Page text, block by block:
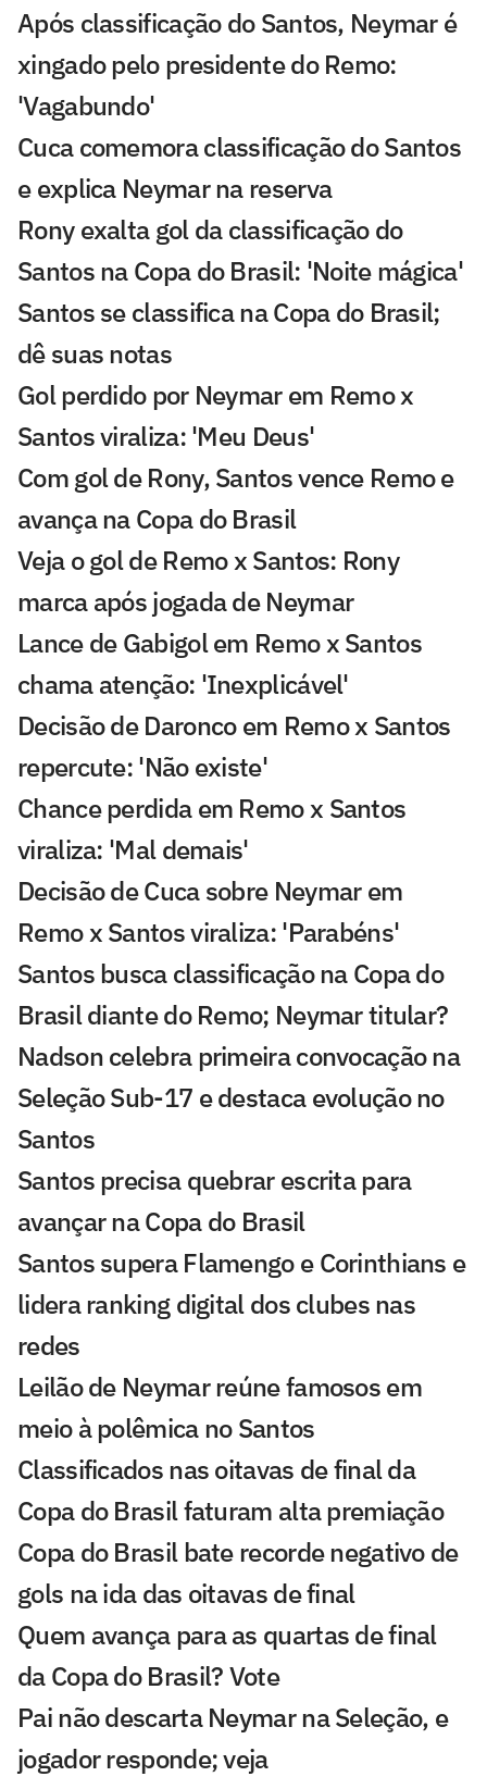
Após classificação do Santos, Neymar é
xingado pelo presidente do Remo:
'Vagabundo'
Cuca comemora classificação do Santos
e explica Neymar na reserva
Rony exalta gol da classificação do
Santos na Copa do Brasil: 'Noite mágica'
Santos se classifica na Copa do Brasil;
dê suas notas
Gol perdido por Neymar em Remo x
Santos viraliza: 'Meu Deus'
Com gol de Rony, Santos vence Remo e
avança na Copa do Brasil
Veja o gol de Remo x Santos: Rony
marca após jogada de Neymar
Lance de Gabigol em Remo x Santos
chama atenção: 'Inexplicável'
Decisão de Daronco em Remo x Santos
repercute: 'Não existe'
Chance perdida em Remo x Santos
viraliza: 'Mal demais'
Decisão de Cuca sobre Neymar em
Remo x Santos viraliza: 'Parabéns'
Santos busca classificação na Copa do
Brasil diante do Remo; Neymar titular?
Nadson celebra primeira convocação na
Seleção Sub-17 e destaca evolução no
Santos
Santos precisa quebrar escrita para
avançar na Copa do Brasil
Santos supera Flamengo e Corinthians e
lidera ranking digital dos clubes nas
redes
Leilão de Neymar reúne famosos em
meio à polêmica no Santos
Classificados nas oitavas de final da
Copa do Brasil faturam alta premiação
Copa do Brasil bate recorde negativo de
gols na ida das oitavas de final
Quem avança para as quartas de final
da Copa do Brasil? Vote
Pai não descarta Neymar na Seleção, e
jogador responde; veja